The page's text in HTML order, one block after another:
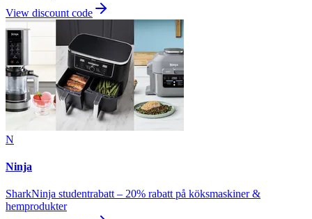
View discount code
N
Ninja
SharkNinja studentrabatt – 20% rabatt på köksmaskiner &
hemprodukter